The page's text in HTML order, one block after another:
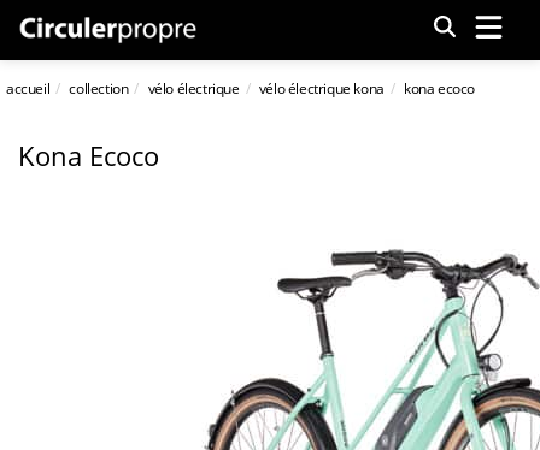
Menu
accueil collection vélo électrique vélo électrique kona kona ecoco
Kona Ecoco